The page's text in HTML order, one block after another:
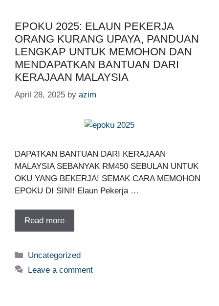
EPOKU 2025: ELAUN PEKERJA
ORANG KURANG UPAYA, PANDUAN
LENGKAP UNTUK MEMOHON DAN
MENDAPATKAN BANTUAN DARI
KERAJAAN MALAYSIA
April 28, 2025 by azim
DAPATKAN BANTUAN DARI KERAJAAN
MALAYSIA SEBANYAK RM450 SEBULAN UNTUK
OKU YANG BEKERJA! SEMAK CARA MEMOHON
EPOKU DI SINI! Elaun Pekerja …
Read more
Categories
Uncategorized
Leave a comment